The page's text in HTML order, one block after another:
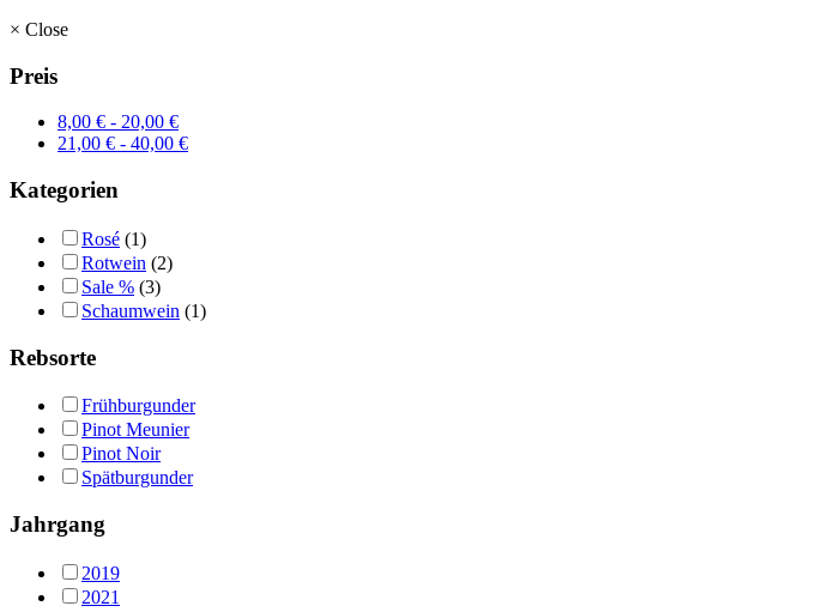
× Close
Preis
8,00 € - 20,00 €
21,00 € - 40,00 €
Kategorien
Rosé (1)
Rotwein (2)
Sale % (3)
Schaumwein (1)
Rebsorte
Frühburgunder
Pinot Meunier
Pinot Noir
Spätburgunder
Jahrgang
2019
2021